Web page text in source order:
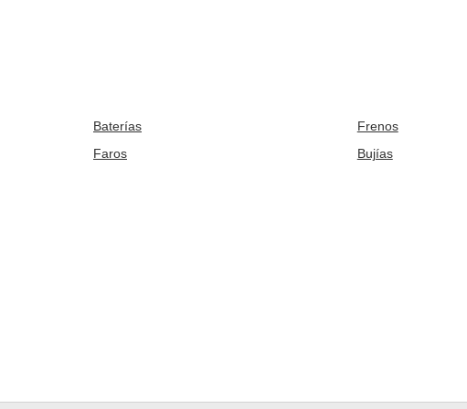
Baterías Frenos
Faros
Bujías